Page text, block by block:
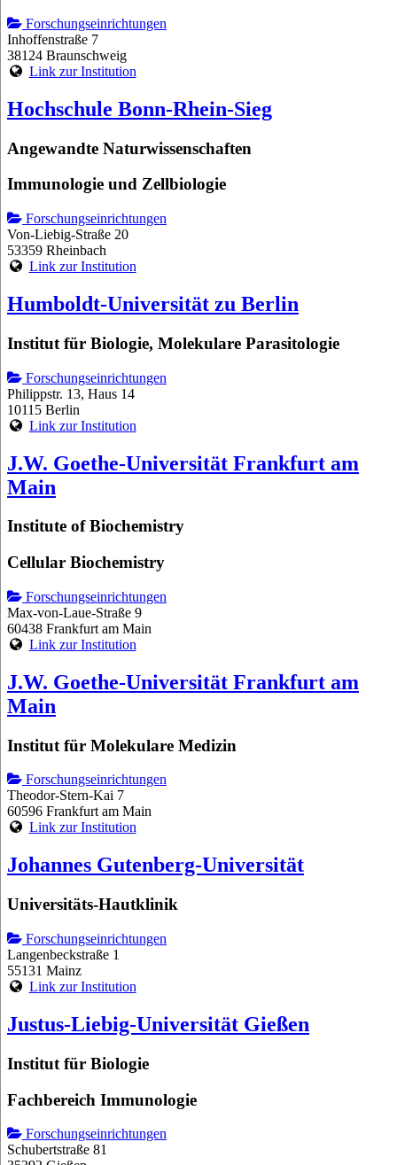
Forschungseinrichtungen
Inhoffenstraße 7
38124 Braunschweig
Link zur Institution
Hochschule Bonn-Rhein-Sieg
Angewandte Naturwissenschaften
Immunologie und Zellbiologie
Forschungseinrichtungen
Von-Liebig-Straße 20
53359 Rheinbach
Link zur Institution
Humboldt-Universität zu Berlin
Institut für Biologie, Molekulare Parasitologie
Forschungseinrichtungen
Philippstr. 13, Haus 14
10115 Berlin
Link zur Institution
J.W. Goethe-Universität Frankfurt am
Main
Institute of Biochemistry
Cellular Biochemistry
Forschungseinrichtungen
Max-von-Laue-Straße 9
60438 Frankfurt am Main
Link zur Institution
J.W. Goethe-Universität Frankfurt am
Main
Institut für Molekulare Medizin
Forschungseinrichtungen
Theodor-Stern-Kai 7
60596 Frankfurt am Main
Link zur Institution
Johannes Gutenberg-Universität
Universitäts-Hautklinik
Forschungseinrichtungen
Langenbeckstraße 1
55131 Mainz
Link zur Institution
Justus-Liebig-Universität Gießen
Institut für Biologie
Fachbereich Immunologie
Forschungseinrichtungen
Schubertstraße 81